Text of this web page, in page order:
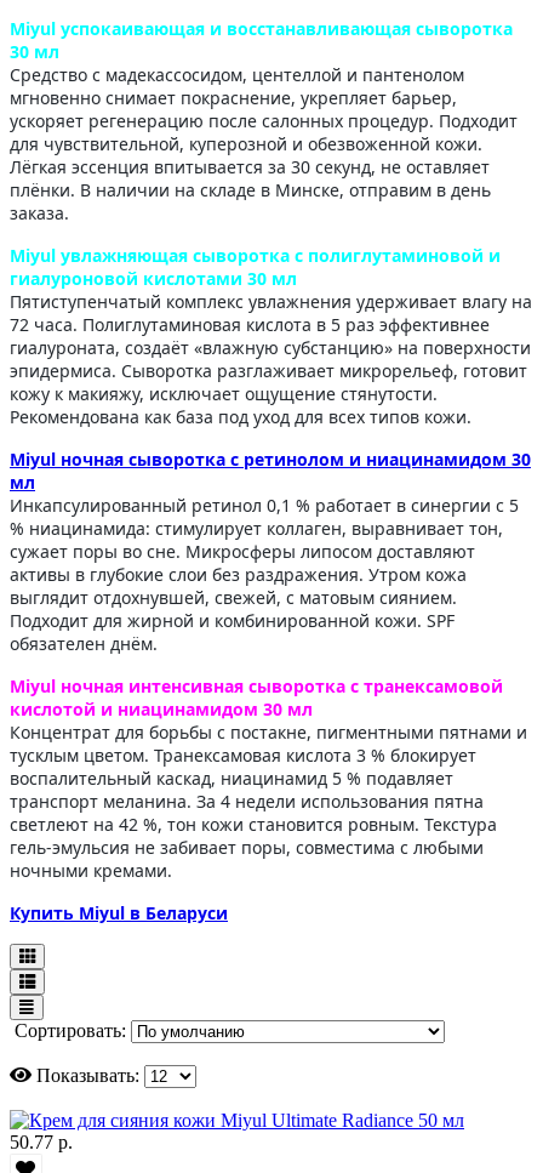
Miyul успокаивающая и восстанавливающая сыворотка
30 мл
Средство с мадекассосидом, центеллой и пантенолом
мгновенно снимает покраснение, укрепляет барьер,
ускоряет регенерацию после салонных процедур. Подходит
для чувствительной, куперозной и обезвоженной кожи.
Лёгкая эссенция впитывается за 30 секунд, не оставляет
плёнки. В наличии на складе в Минске, отправим в день
заказа.
Miyul увлажняющая сыворотка с полиглутаминовой и
гиалуроновой кислотами 30 мл
Пятиступенчатый комплекс увлажнения удерживает влагу на
72 часа. Полиглутаминовая кислота в 5 раз эффективнее
гиалуроната, создаёт «влажную субстанцию» на поверхности
эпидермиса. Сыворотка разглаживает микрорельеф, готовит
кожу к макияжу, исключает ощущение стянутости.
Рекомендована как база под уход для всех типов кожи.
Miyul ночная сыворотка с ретинолом и ниацинамидом 30
мл
Инкапсулированный ретинол 0,1 % работает в синергии с 5
% ниацинамида: стимулирует коллаген, выравнивает тон,
сужает поры во сне. Микросферы липосом доставляют
активы в глубокие слои без раздражения. Утром кожа
выглядит отдохнувшей, свежей, с матовым сиянием.
Подходит для жирной и комбинированной кожи. SPF
обязателен днём.
Miyul ночная интенсивная сыворотка с транексамовой
кислотой и ниацинамидом 30 мл
Концентрат для борьбы с постакне, пигментными пятнами и
тусклым цветом. Транексамовая кислота 3 % блокирует
воспалительный каскад, ниацинамид 5 % подавляет
транспорт меланина. За 4 недели использования пятна
светлеют на 42 %, тон кожи становится ровным. Текстура
гель-эмульсия не забивает поры, совместима с любыми
ночными кремами.
Купить Miyul в Беларуси
Сортировать:
Показывать:
50.77 р.